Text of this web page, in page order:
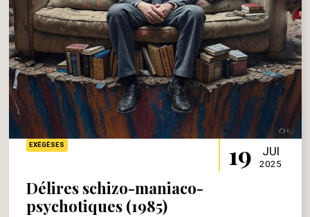
EXÉGÈSES 19 JUI
2025
Délires schizo-maniaco-
psychotiques (1985)